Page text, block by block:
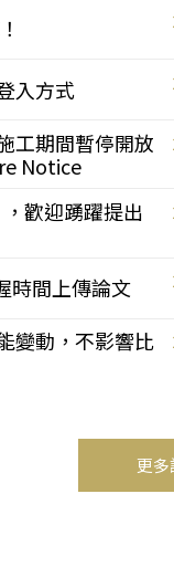
入方式
工期間暫停開放
Notice
歡迎踴躍提出
時間上傳論文
變動，不影響比
更多